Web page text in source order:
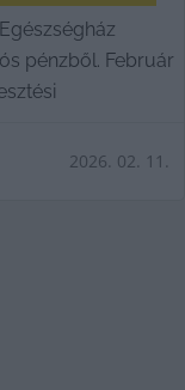
pénzből. Február
2026. 02. 11.